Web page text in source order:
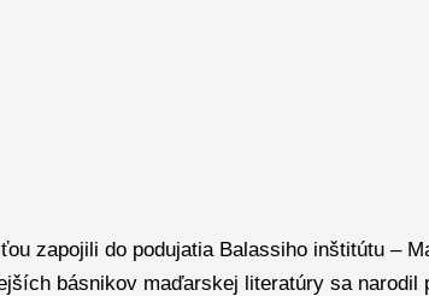
zapojili do podujatia Balassiho inštitútu –
básnikov maďarskej literatúry sa narodil